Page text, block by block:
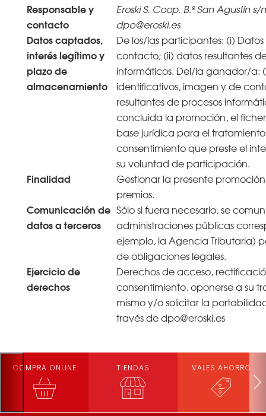
Responsable y
contacto
Eroski S. Coop. B.º San Agustín
dpo@eroski.es
Datos captados,
interés legítimo y
plazo de
almacenamiento
De los/las participantes: (i)
contacto; (ii) datos resultantes
informáticos. Del/la ganador/a:
identificativos, imagen y de
resultantes de procesos
concluida la promoción, el
base jurídica para el
consentimiento que preste el
su voluntad de participación.
Finalidad
Gestionar la presente
premios.
Comunicación de
datos a terceros
Sólo si fuera necesario, se
administraciones públicas
ejemplo, la Agencia Tributaria)
de obligaciones legales.
Ejercicio de
derechos
Derechos de acceso,
consentimiento, oponerse a su
mismo y/o solicitar la
través de dpo@eroski.es
COMPRA ONLINE TIENDAS VALES AHORRO